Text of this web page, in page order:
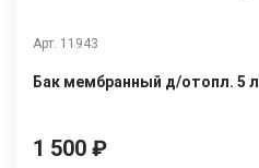
Арт. 11943
Бак мембранный д/отопл. 5 л
1 500 ₽